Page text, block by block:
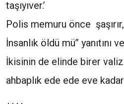
taşıyıver.’
Polis memuru önce şaşırır,
İnsanlık öldü mü’’ yanıtını
İkisinin de elinde birer
ahbaplık ede ede eve kadar